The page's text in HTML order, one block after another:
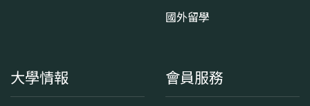
國外留學
大學情報 會員服務